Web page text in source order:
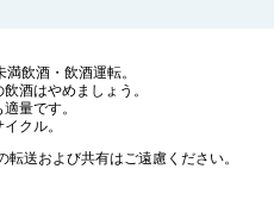
飲酒・飲酒運転。
酒はやめましょう。
量です。
クル。
送および共有はご遠慮ください。